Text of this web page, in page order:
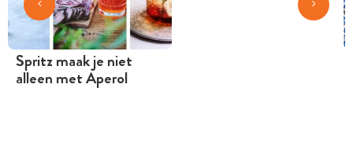
Spritz maak je niet
alleen met Aperol